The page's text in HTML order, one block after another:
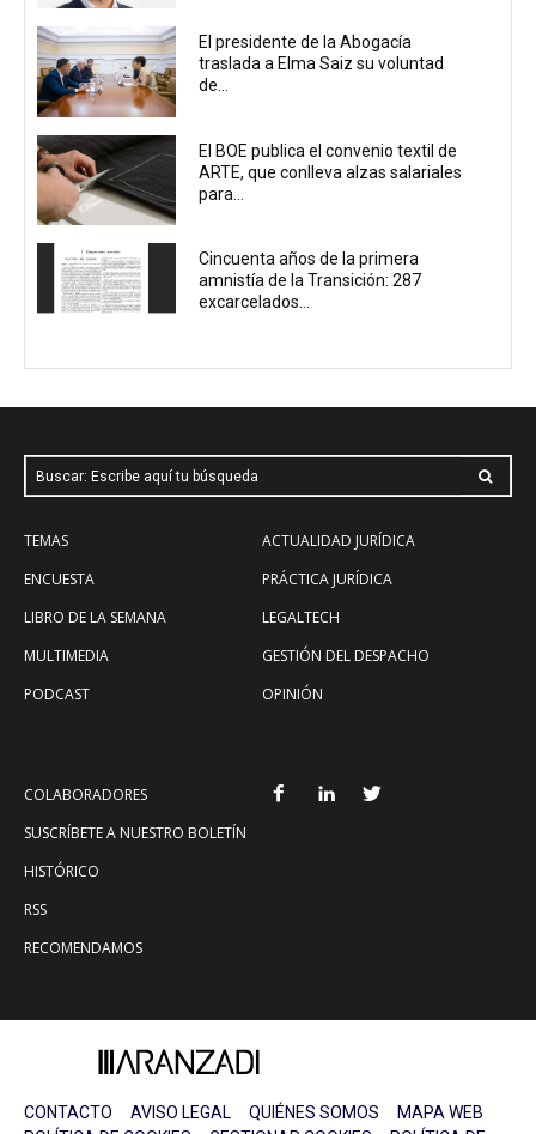
El presidente de la Abogacía
traslada a Elma Saiz su voluntad
de...
El BOE publica el convenio textil de
ARTE, que conlleva alzas salariales
para...
Cincuenta años de la primera
amnistía de la Transición: 287
excarcelados...
Buscar: Escribe aquí tu búsqueda
TEMAS
ENCUESTA
LIBRO DE LA SEMANA
MULTIMEDIA
PODCAST
ACTUALIDAD JURÍDICA
PRÁCTICA JURÍDICA
LEGALTECH
GESTIÓN DEL DESPACHO
OPINIÓN
COLABORADORES
SUSCRÍBETE A NUESTRO BOLETÍN
HISTÓRICO
RSS
RECOMENDAMOS
CONTACTO AVISO LEGAL QUIÉNES SOMOS
MAPA WEB